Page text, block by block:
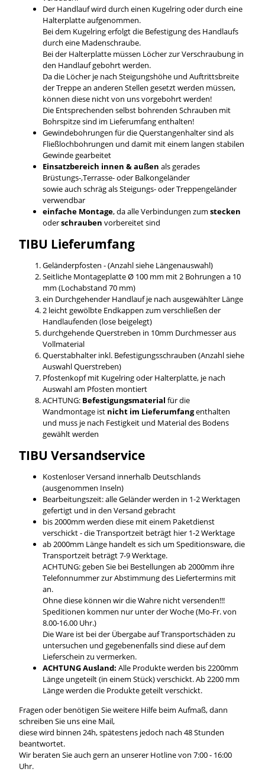
Der Handlauf wird durch einen Kugelring oder durch eine
Halterplatte aufgenommen.
Bei dem Kugelring erfolgt die Befestigung des Handlaufs
durch eine Madenschraube.
Bei der Halterplatte müssen Löcher zur Verschraubung in
den Handlauf gebohrt werden.
Da die Löcher je nach Steigungshöhe und Auftrittsbreite
der Treppe an anderen Stellen gesetzt werden müssen,
können diese nicht von uns vorgebohrt werden!
Die Entsprechenden selbst bohrenden Schrauben mit
Bohrspitze sind im Lieferumfang enthalten!
Gewindebohrungen für die Querstangenhalter sind als
Fließlochbohrungen und damit mit einem langen stabilen
Gewinde gearbeitet
Einsatzbereich innen & außen als gerades
Brüstungs-,Terrasse- oder Balkongeländer
sowie auch schräg als Steigungs- oder Treppengeländer
verwendbar
einfache Montage, da alle Verbindungen zum stecken
oderschrauben vorbereitet sind
TIBU Lieferumfang
Geländerpfosten - (Anzahl siehe Längenauswahl)
Seitliche Montageplatte Ø 100 mm mit 2 Bohrungen a 10
mm (Lochabstand 70 mm)
ein Durchgehender Handlauf je nach ausgewählter Länge
2 leicht gewölbte Endkappen zum verschließen der
Handlaufenden (lose beigelegt)
durchgehende Querstreben in 10mm Durchmesser aus
Vollmaterial
Querstabhalter inkl. Befestigungsschrauben (Anzahl siehe
Auswahl Querstreben)
Pfostenkopf mit Kugelring oder Halterplatte, je nach
Auswahl am Pfosten montiert
ACHTUNG:Befestigungsmaterial für die
Wandmontage ist nicht im Lieferumfangenthalten
und muss je nach Festigkeit und Material des Bodens
gewählt werden
TIBU Versandservice
Kostenloser Versand innerhalb Deutschlands
(ausgenommen Inseln)
Bearbeitungszeit: alle Geländer werden in 1-2 Werktagen
gefertigt und in den Versand gebracht
bis 2000mm werden diese mit einem Paketdienst
verschickt - die Transportzeit beträgt hier 1-2 Werktage
ab 2000mm Länge handelt es sich um Speditionsware, die
Transportzeit beträgt 7-9 Werktage.
ACHTUNG: geben Sie bei Bestellungen ab 2000mm ihre
Telefonnummer zur Abstimmung des Liefertermins mit
an.
Ohne diese können wir die Wahre nicht versenden!!!
Speditionen kommen nur unter der Woche (Mo-Fr. von
8.00-16.00 Uhr.)
Die Ware ist bei der Übergabe auf Transportschäden zu
untersuchen und gegebenenfalls sind diese auf dem
Lieferschein zu vermerken.
ACHTUNG Ausland: Alle Produkte werden bis 2200mm
Länge ungeteilt (in einem Stück) verschickt. Ab 2200 mm
Länge werden die Produkte geteilt verschickt.
Fragen oder benötigen Sie weitere Hilfe beim Aufmaß, dann
schreiben Sie uns eine Mail,
diese wird binnen 24h, spätestens jedoch nach 48 Stunden
beantwortet.
Wir beraten Sie auch gern an unserer Hotline von 7:00 - 16:00
Uhr.